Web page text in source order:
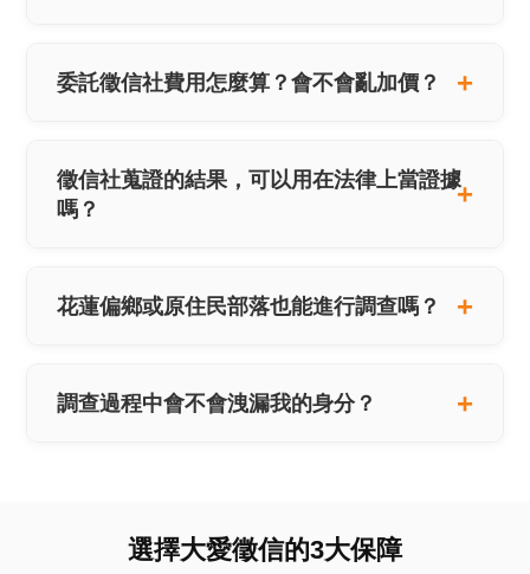
委託徵信社費用怎麼算？會不會亂加價？
徵信社蒐證的結果，可以用在法律上當證據
嗎？
花蓮偏鄉或原住民部落也能進行調查嗎？
調查過程中會不會洩漏我的身分？
選擇大愛徵信的3大保障